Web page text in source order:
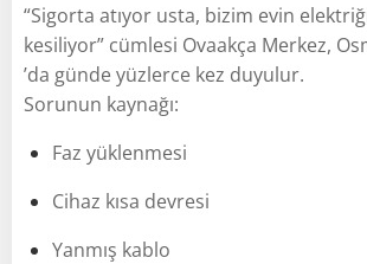
“Sigorta atıyor usta, bizim evin
kesiliyor” cümlesi Ovaakça Merkez,
’da günde yüzlerce kez duyulur.
Sorunun kaynağı:
Faz yüklenmesi
Cihaz kısa devresi
Yanmış kablo